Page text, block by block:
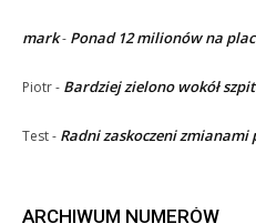
mark- Ponad 12 milionów na plac
Piotr- Bardziej zielono wokół
Test- Radni zaskoczeni
ARCHIWUM NUMERÓW